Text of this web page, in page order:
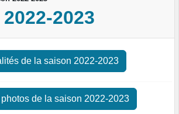
2023
de la saison 2022-2023
de la saison 2022-2023